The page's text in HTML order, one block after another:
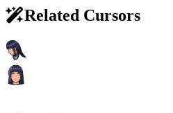
Related Cursors